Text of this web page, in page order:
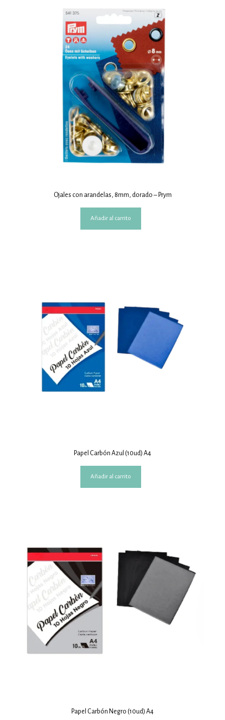
Ojales con arandelas, 8mm, dorado – Prym
Añadir al carrito
Papel Carbón Azul (10ud) A4
Añadir al carrito
Papel Carbón Negro (10ud) A4